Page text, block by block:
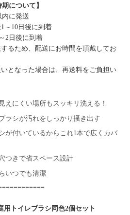
について】
内に発送
～10日後に到着
2日後に到着
るため、配送にお時間を頂戴してお
となった場合は、再送料をご負担い
えにくい場所もスッキリ洗える！
ラシが汚れをしっかり掻き出す
が付いているからこれ1本で広くカバ
つきで省スペース設計
いつでも清潔
トイレブラシ同色2個セット